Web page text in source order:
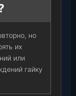
но
их
или
гайку